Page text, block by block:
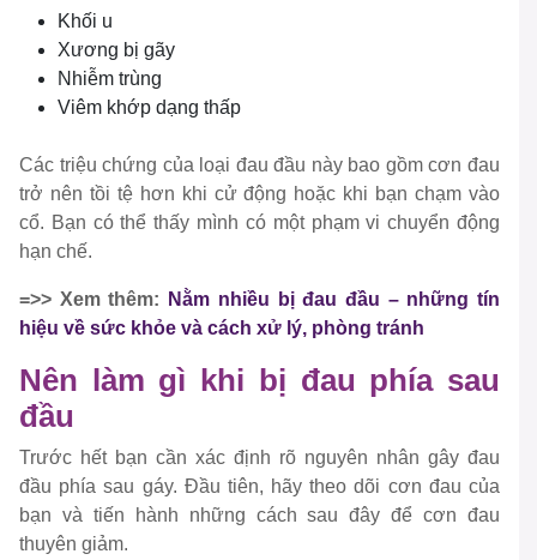
Khối u
Xương bị gãy
Nhiễm trùng
Viêm khớp dạng thấp
Các triệu chứng của loại đau đầu này bao gồm cơn đau
trở nên tồi tệ hơn khi cử động hoặc khi bạn chạm vào
cổ. Bạn có thể thấy mình có một phạm vi chuyển động
hạn chế.
=>> Xem thêm:
Nằm nhiều bị đau đầu – những tín
hiệu về sức khỏe và cách xử lý, phòng tránh
Nên làm gì khi bị đau phía sau
đầu
Trước hết bạn cần xác định rõ nguyên nhân gây đau
đầu phía sau gáy. Đầu tiên, hãy theo dõi cơn đau của
bạn và tiến hành những cách sau đây để cơn đau
thuyên giảm.